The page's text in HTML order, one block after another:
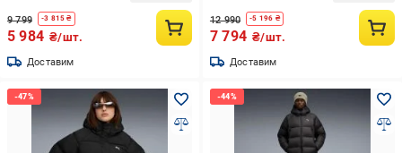
9 799 -3 815 ₴
5 984 ₴/шт.
Доставим
12 990 -5 196 ₴
7 794 ₴/шт.
Доставим